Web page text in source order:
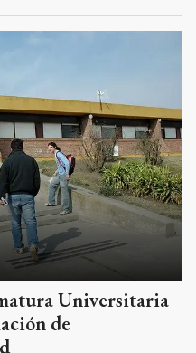
Universitaria
de